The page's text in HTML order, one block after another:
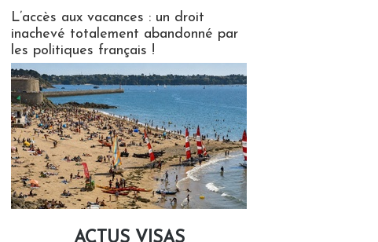
L’accès aux vacances : un droit
inachevé totalement abandonné par
les politiques français !
ACTUS VISAS